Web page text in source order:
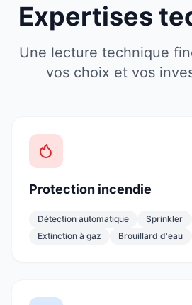
Expertises
Une lecture technique
vos choix et vos
Protection incendie
Détection automatique Sprinkler
Extinction à gaz
Brouillard d'eau